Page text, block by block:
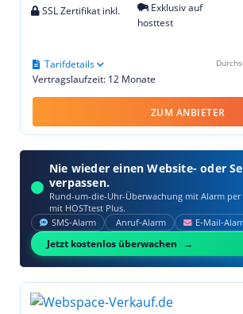
SSL Zertifikat inkl.
Exklusiv auf
hosttest
Vertragslaufzeit: 12 Monate
Tarifdetails
ZUM ANBIETER
Nie wieder einen Website- oder
verpassen.
Rund-um-die-Uhr-Überwachung mit Alarm per
mit HOSTtest Plus.
SMS‑Alarm Anruf‑Alarm
Jetzt kostenlos überwachen